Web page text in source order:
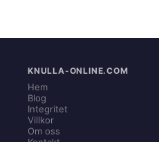
KNULLA-ONLINE.COM
Hem
Blog
Integritet
Villkor
Om oss